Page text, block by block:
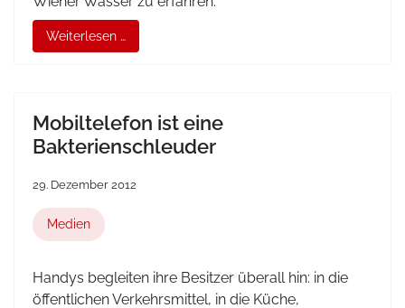
Weiterlesen …
Mobiltelefon ist eine
Bakterienschleuder
29. Dezember 2012
Medien
Handys begleiten ihre Besitzer überall hin: in die
öffentlichen Verkehrsmittel, in die Küche,